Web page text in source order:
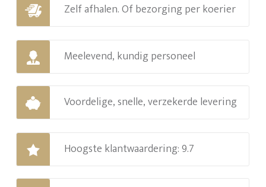
Zelf afhalen. Of bezorging per koerier
Meelevend, kundig personeel
Voordelige, snelle, verzekerde levering
Hoogste klantwaardering: 9.7